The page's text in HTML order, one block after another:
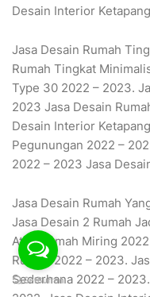
Desain Interior
Jasa Desain Rumah
Rumah Tingkat
Type 30 2022 – 2023.
2023 Jasa Desain
Desain Interior
Pegunungan 2022 –
2022 – 2023 Jasa
Jasa Desain Rumah
Jasa Desain 2 Rumah
Atap Rumah Miring
Rumah 2022 – 2023.
Sederhana 2022 –